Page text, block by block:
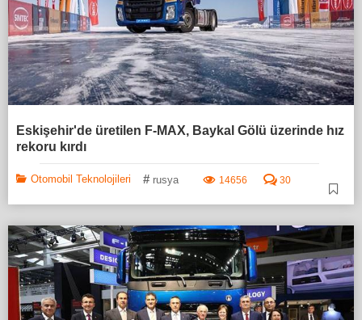
Eskişehir'de üretilen F-MAX, Baykal Gölü üzerinde hız
rekoru kırdı
Otomobil Teknolojileri # rusya 14656 30